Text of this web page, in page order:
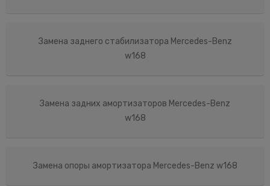
Замена заднего стабилизатора Mercedes-Benz
w168
Замена задних амортизаторов Mercedes-Benz
w168
Замена опоры амортизатора Mercedes-Benz w168